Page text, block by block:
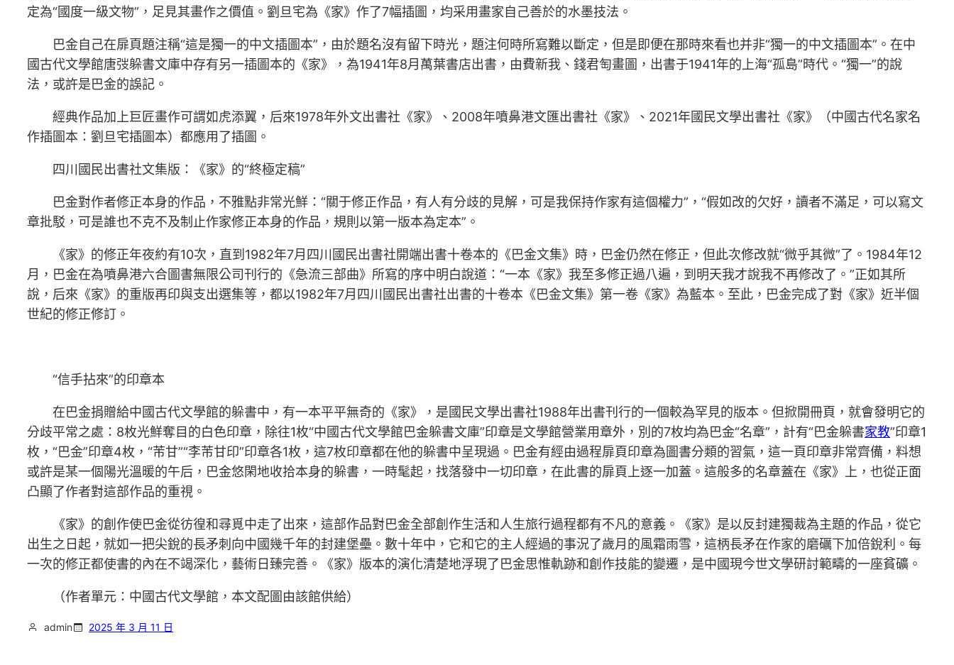
定為“國度一級文物”，足見其畫作之價值。劉旦宅為《家》作了7幅插圖，均采用畫家自己善於的水墨技法。
巴金自己在扉頁題注稱“這是獨一的中文插圖本”，由於題名沒有留下時光，題注何時所寫難以斷定，但是即便在那時來看也并非“獨一的中文插圖本”。在中
國古代文學館唐弢躲書文庫中存有另一插圖本的《家》，為1941年8月萬葉書店出書，由費新我、錢君匋畫圖，出書于1941年的上海“孤島”時代。“獨一”的說
法，或許是巴金的誤記。
經典作品加上巨匠畫作可謂如虎添翼，后來1978年外文出書社《家》、2008年噴鼻港文匯出書社《家》、2021年國民文學出書社《家》（中國古代名家名
作插圖本：劉旦宅插圖本）都應用了插圖。
四川國民出書社文集版：《家》的“終極定稿”
巴金對作者修正本身的作品，不雅點非常光鮮：“關于修正作品，有人有分歧的見解，可是我保持作家有這個權力”，“假如改的欠好，讀者不滿足，可以寫文
章批駁，可是誰也不克不及制止作家修正本身的作品，規則以第一版本為定本”。
《家》的修正年夜約有10次，直到1982年7月四川國民出書社開端出書十卷本的《巴金文集》時，巴金仍然在修正，但此次修改就“微乎其微”了。1984年12
月，巴金在為噴鼻港六合圖書無限公司刊行的《急流三部曲》所寫的序中明白說道：“一本《家》我至多修正過八遍，到明天我才說我不再修改了。”正如其所
說，后來《家》的重版再印與支出選集等，都以1982年7月四川國民出書社出書的十卷本《巴金文集》第一卷《家》為藍本。至此，巴金完成了對《家》近半個
世紀的修正修訂。
“信手拈來”的印章本
在巴金捐贈給中國古代文學館的躲書中，有一本平平無奇的《家》，是國民文學出書社1988年出書刊行的一個較為罕見的版本。但掀開冊頁，就會發明它的
分歧平常之處：8枚光鮮奪目的白色印章，除往1枚“中國古代文學館巴金躲書文庫”印章是文學館營業用章外，別的7枚均為巴金“名章”，計有“巴金躲書家教”印章1
枚，“巴金”印章4枚，“芾甘”“李芾甘印”印章各1枚，這7枚印章都在他的躲書中呈現過。巴金有經由過程扉頁印章為圖書分類的習氣，這一頁印章非常齊備，料想
或許是某一個陽光溫暖的午后，巴金悠閑地收拾本身的躲書，一時髦起，找落發中一切印章，在此書的扉頁上逐一加蓋。這般多的名章蓋在《家》上，也從正面
凸顯了作者對這部作品的重視。
《家》的創作使巴金從彷徨和尋覓中走了出來，這部作品對巴金全部創作生活和人生旅行過程都有不凡的意義。《家》是以反封建獨裁為主題的作品，從它
出生之日起，就如一把尖銳的長矛刺向中國幾千年的封建堡壘。數十年中，它和它的主人經過的事況了歲月的風霜雨雪，這柄長矛在作家的磨礪下加倍銳利。每
一次的修正都使書的內在不竭深化，藝術日臻完善。《家》版本的演化清楚地浮現了巴金思惟軌跡和創作技能的變遷，是中國現今世文學研討範疇的一座貧礦。
（作者單元：中國古代文學館，本文配圖由該館供給）
admin 2025 年 3 月 11 日